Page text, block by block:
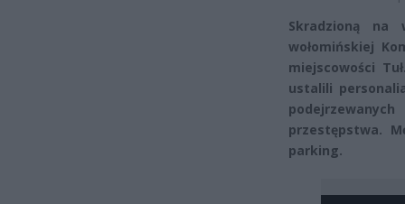
Skradzioną na
wołomińskiej
miejscowości
ustalili
przestępstwa.
parking.